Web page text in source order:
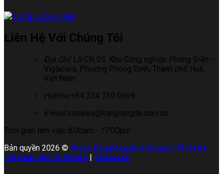
Liên Hệ Với Chúng Tôi
Địa Chỉ: Lô CN 05, Khu Công nghiệp Phong Điền –
Viglacera, Phường Phong Dinh, Thành phố Huế,
Việt Nam
Hotline:+84 234 730 9669
E-mail:vnsales@kanglongda.com.cn
Thời gian làm việc 8:00am - 17:00pm
Bản quyền 2026 © thuộc Kanglongda Vietnam | Thiết kế
bởi Nam Việt Software | Sitemaps